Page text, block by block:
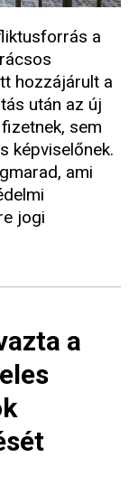
a
hozzájárult a
után az új
sem
képviselőnek.
ami
jogi
a